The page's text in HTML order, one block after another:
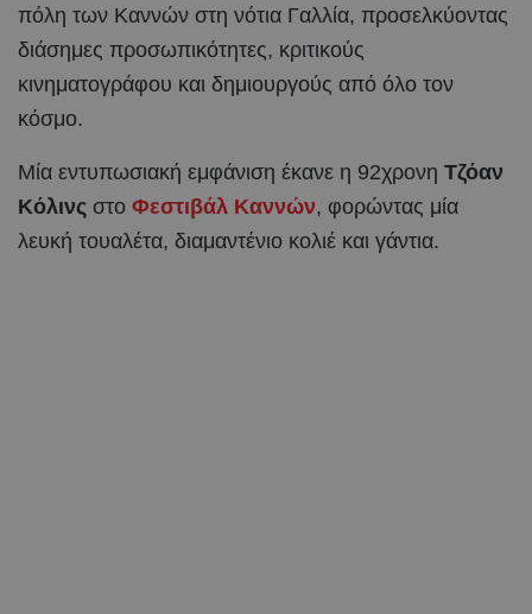
πόλη των Καννών στη νότια Γαλλία, προσελκύοντας
διάσημες προσωπικότητες, κριτικούς
κινηματογράφου και δημιουργούς από όλο τον
κόσμο.
Μία εντυπωσιακή εμφάνιση έκανε η 92χρονη Τζόαν
Κόλινς στο Φεστιβάλ Καννών, φορώντας μία
λευκή τουαλέτα, διαμαντένιο κολιέ και γάντια.